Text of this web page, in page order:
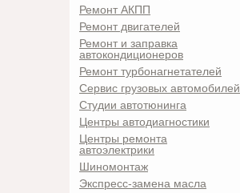
Ремонт АКПП
Ремонт двигателей
Ремонт и заправка
автокондиционеров
Ремонт турбонагнетателей
Сервис грузовых автомобилей
Студии автотюнинга
Центры автодиагностики
Центры ремонта
автоэлектрики
Шиномонтаж
Экспресс-замена масла